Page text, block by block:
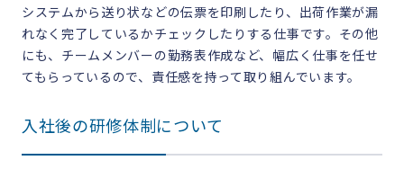
システムから送り状などの伝票を印刷したり、出荷作業が漏
れなく完了しているかチェックしたりする仕事です。その他
にも、チームメンバーの勤務表作成など、幅広く仕事を任せ
てもらっているので、責任感を持って取り組んでいます。
入社後の研修体制について